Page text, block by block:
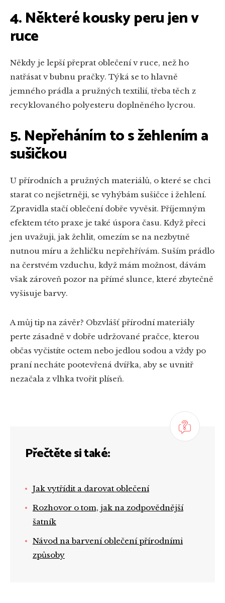
4. Některé kousky peru jen v
ruce
Někdy je lepší přeprat oblečení v ruce, než ho
natřásat v bubnu pračky. Týká se to hlavně
jemného prádla a pružných textilií, třeba těch z
recyklovaného polyesteru doplněného lycrou.
5. Nepřeháním to s žehlením a
sušičkou
U přírodních a pružných materiálů, o které se chci
starat co nejšetrněji, se vyhýbám sušičce i žehlení.
Zpravidla stačí oblečení dobře vyvěsit. Příjemným
efektem této praxe je také úspora času. Když přeci
jen uvažuji, jak žehlit, omezím se na nezbytně
nutnou míru a žehličku nepřehřívám. Suším prádlo
na čerstvém vzduchu, když mám možnost, dávám
však zároveň pozor na přímé slunce, které zbytečně
vyšisuje barvy.
A můj tip na závěr? Obzvlášť přírodní materiály
perte zásadně v dobře udržované pračce, kterou
občas vyčistíte octem nebo jedlou sodou a vždy po
praní necháte pootevřená dvířka, aby se uvnitř
nezačala z vlhka tvořit plíseň.
Přečtěte si také:
Jak vytřídit a darovat oblečení
Rozhovor o tom, jak na zodpovědnější
šatník
Návod na barvení oblečení přírodními
způsoby